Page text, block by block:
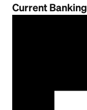
Current Banking